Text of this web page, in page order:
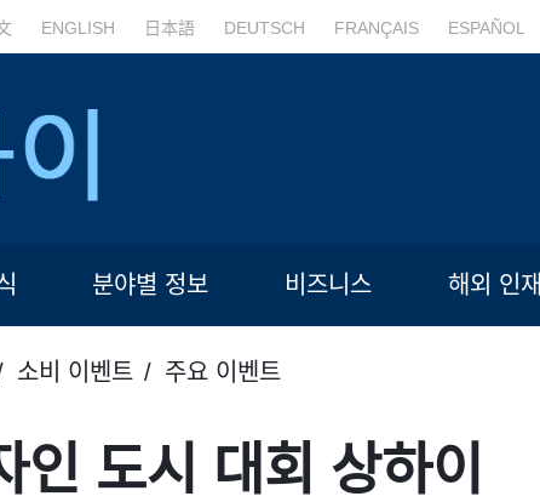
ENGLISH 日本語 DEUTSCH FRANÇAIS ESPAÑOL
분야별 정보 비즈니스 해외 인재
소비 이벤트 주요 이벤트
도시 대회 상하이